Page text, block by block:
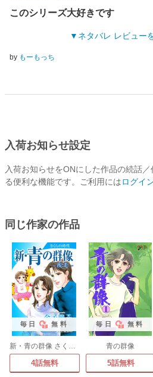
このシリーズ大好きです
ネタバレ レビュー
by もーもっち
入荷お知らせ設定
入荷お知らせをONにした作品の続話
る便利な機能です。ご利用にはログイ
同じ作家の作品
毎日 無料
新・青の群像 さくらの時代～疾走
4話無料
毎日 無料
青の群像
5話無料